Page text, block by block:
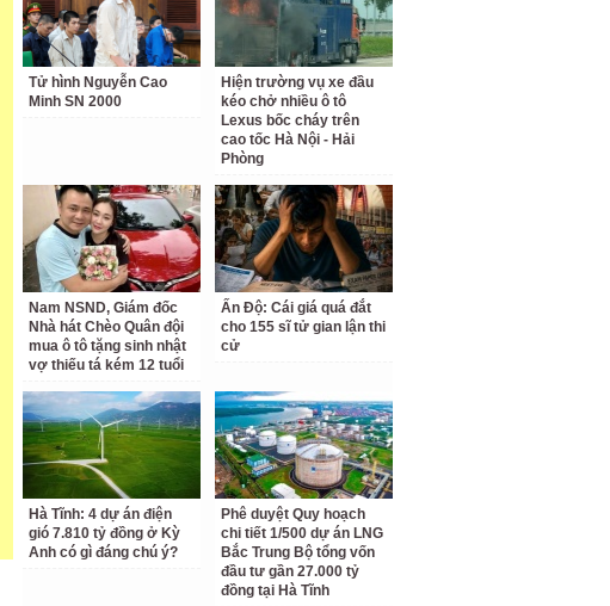
Tử hình Nguyễn Cao
Minh SN 2000
Hiện trường vụ xe đầu
kéo chở nhiều ô tô
Lexus bốc cháy trên
cao tốc Hà Nội - Hải
Phòng
Nam NSND, Giám đốc
Nhà hát Chèo Quân đội
mua ô tô tặng sinh nhật
vợ thiếu tá kém 12 tuổi
Ấn Độ: Cái giá quá đắt
cho 155 sĩ tử gian lận thi
cử
Hà Tĩnh: 4 dự án điện
gió 7.810 tỷ đồng ở Kỳ
Anh có gì đáng chú ý?
Phê duyệt Quy hoạch
chi tiết 1/500 dự án LNG
Bắc Trung Bộ tổng vốn
đầu tư gần 27.000 tỷ
đồng tại Hà Tĩnh